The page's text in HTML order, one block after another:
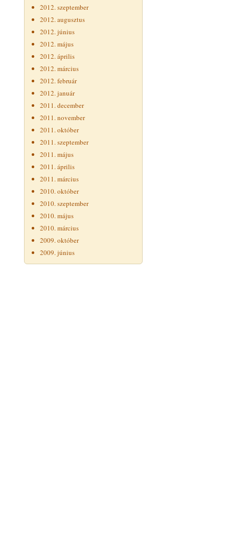
2012. szeptember
2012. augusztus
2012. június
2012. május
2012. április
2012. március
2012. február
2012. január
2011. december
2011. november
2011. október
2011. szeptember
2011. május
2011. április
2011. március
2010. október
2010. szeptember
2010. május
2010. március
2009. október
2009. június